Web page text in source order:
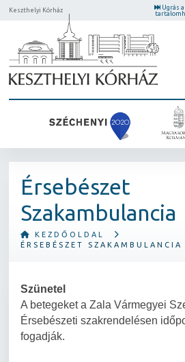
Keszthelyi Kórház
Ugrás
Érsebészet
Szakambulancia
KEZDŐOLDAL
ÉRSEBÉSZET SZAKAMBULANCIA
Szünetel
A betegeket a Zala Vármegyei
Érsebészeti szakrendelésen
fogadják.